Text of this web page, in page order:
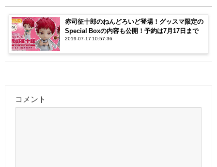
赤司征十郎のねんどろいど登場！グッスマ限定の
Special Boxの内容も公開！予約は7月17日まで
2019-07-17 10:57:36
コメント